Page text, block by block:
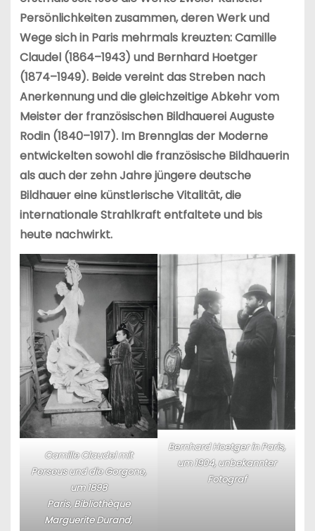
Persönlichkeiten zusammen, deren Werk und
Wege sich in Paris mehrmals kreuzten: Camille
Claudel (1864–1943) und Bernhard Hoetger
(1874–1949). Beide vereint das Streben nach
Anerkennung und die gleichzeitige Abkehr vom
Meister der französischen Bildhauerei Auguste
Rodin (1840–1917). Im Brennglas der Moderne
entwickelten sowohl die französische Bildhauerin
als auch der zehn Jahre jüngere deutsche
Bildhauer eine künstlerische Vitalität, die
internationale Strahlkraft entfaltete und bis
heute nachwirkt.
Camille Claudel mit
Perseus und die Gorgone,
um 1898
Paris, Bibliothèque
Marguerite Durand,
Bernhard Hoetger in Paris,
um 1904, unbekannter
Fotograf